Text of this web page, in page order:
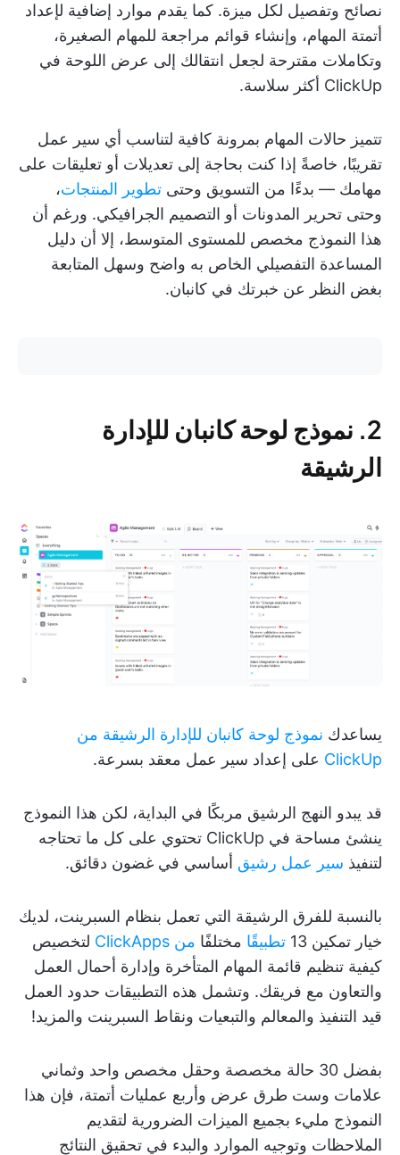
نصائح وتفصيل لكل ميزة. كما يقدم موارد إضافية لإعداد
أتمتة المهام، وإنشاء قوائم مراجعة للمهام الصغيرة،
وتكاملات مقترحة لجعل انتقالك إلى عرض اللوحة في
ClickUp أكثر سلاسة.
تتميز حالات المهام بمرونة كافية لتناسب أي سير عمل
تقريبًا، خاصةً إذا كنت بحاجة إلى تعديلات أو تعليقات على
مهامك — بدءًا من التسويق وحتى تطوير المنتجات،
وحتى تحرير المدونات أو التصميم الجرافيكي. ورغم أن
هذا النموذج مخصص للمستوى المتوسط، إلا أن دليل
المساعدة التفصيلي الخاص به واضح وسهل المتابعة
بغض النظر عن خبرتك في كانبان.
2. نموذج لوحة كانبان للإدارة
الرشيقة
يساعدك نموذج لوحة كانبان للإدارة الرشيقة من
ClickUp على إعداد سير عمل معقد بسرعة.
قد يبدو النهج الرشيق مربكًا في البداية، لكن هذا النموذج
ينشئ مساحة في ClickUp تحتوي على كل ما تحتاجه
لتنفيذ سير عمل رشيق أساسي في غضون دقائق.
بالنسبة للفرق الرشيقة التي تعمل بنظام السبرينت، لديك
خيار تمكين 13
تطبيقًا مختلفًا من ClickApps
لتخصيص
كيفية تنظيم قائمة المهام المتأخرة وإدارة أحمال العمل
والتعاون مع فريقك. وتشمل هذه التطبيقات حدود العمل
قيد التنفيذ والمعالم والتبعيات ونقاط السبرينت والمزيد!
بفضل 30 حالة مخصصة وحقل مخصص واحد وثماني
علامات وست طرق عرض وأربع عمليات أتمتة، فإن هذا
النموذج مليء بجميع الميزات الضرورية لتقديم
الملاحظات وتوجيه الموارد والبدء في تحقيق النتائج